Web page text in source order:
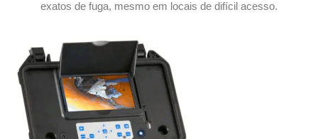
exatos de fuga, mesmo em locais de difícil acesso.